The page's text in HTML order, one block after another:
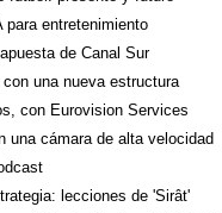
entretenimiento
de Canal Sur
una nueva estructura
con Eurovision Services
una cámara de alta velocidad
lecciones de 'Sirât'